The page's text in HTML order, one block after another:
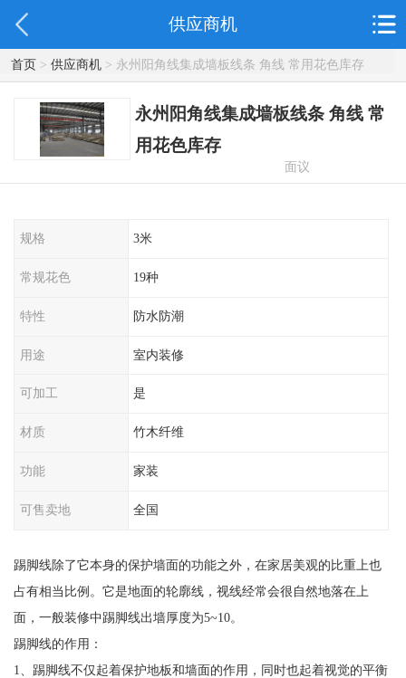
供应商机
首页> 供应商机> 永州阳角线集成墙板线条 角线 常用花色库存
永州阳角线集成墙板线条 角线 常
用花色库存
面议
规格 3米
常规花色 19种
特性 防水防潮
用途 室内装修
可加工 是
材质 竹木纤维
功能 家装
可售卖地 全国
踢脚线除了它本身的保护墙面的功能之外，在家居美观的比重上也
占有相当比例。它是地面的轮廓线，视线经常会很自然地落在上
面，一般装修中踢脚线出墙厚度为5~10。
踢脚线的作用：
1、踢脚线不仅起着保护地板和墙面的作用，同时也起着视觉的平衡